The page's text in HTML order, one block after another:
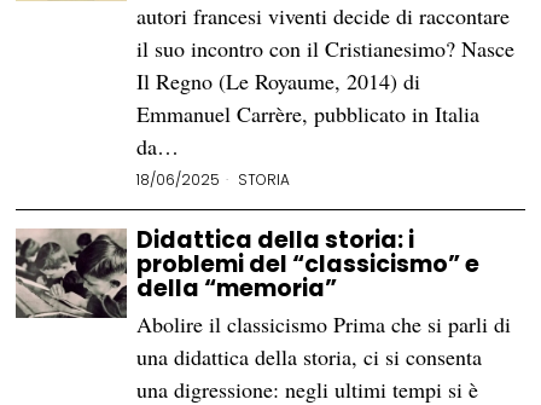
autori francesi viventi decide di raccontare
il suo incontro con il Cristianesimo? Nasce
Il Regno (Le Royaume, 2014) di
Emmanuel Carrère, pubblicato in Italia
da…
18/06/2025 STORIA
Didattica della storia: i
problemi del “classicismo” e
della “memoria”
Abolire il classicismo Prima che si parli di
una didattica della storia, ci si consenta
una digressione: negli ultimi tempi si è